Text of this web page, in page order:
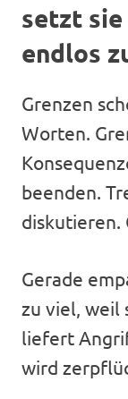
setzt
endlos
Grenzen
Worten.
beenden.
diskutieren.
Gerade
zu viel, weil
liefert
wird